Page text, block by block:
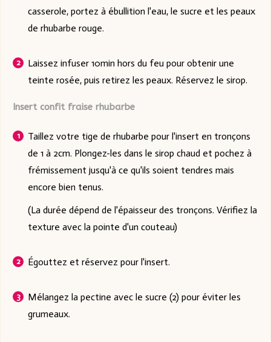
casserole, portez à ébullition l'eau, le sucre et les peaux
de rhubarbe rouge.
Laissez infuser 10min hors du feu pour obtenir une
teinte rosée, puis retirez les peaux. Réservez le sirop.
Insert confit fraise rhubarbe
Taillez votre tige de rhubarbe pour l'insert en tronçons
de 1 à 2cm. Plongez-les dans le sirop chaud et pochez à
frémissement jusqu'à ce qu'ils soient tendres mais
encore bien tenus.
(La durée dépend de l'épaisseur des tronçons. Vérifiez la
texture avec la pointe d'un couteau)
Égouttez et réservez pour l'insert.
Mélangez la pectine avec le sucre (2) pour éviter les
grumeaux.